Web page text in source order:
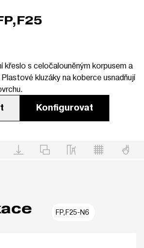
křeslo s celočalouněným korpusem a
kluzáky na koberce usnadňují
Konfigurovat
FP,F25-N6